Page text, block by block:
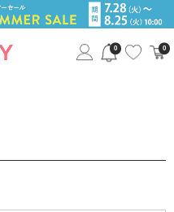
0 0